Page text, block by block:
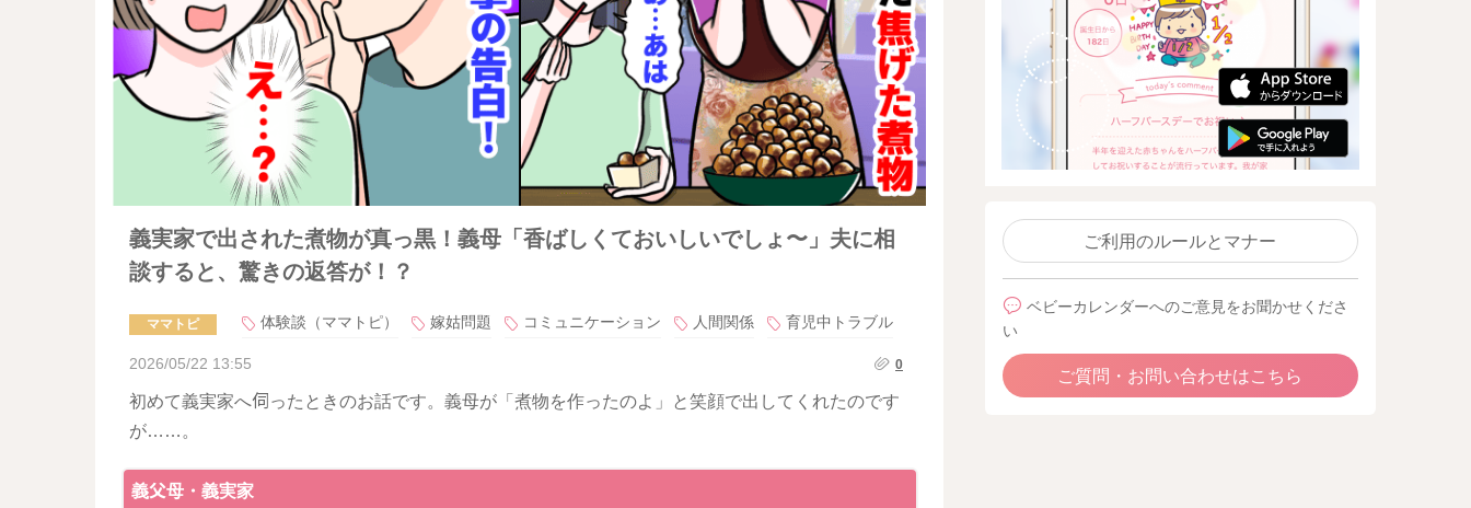
義実家で出された煮物が真っ黒！義母「香ばしくておいしいでしょ〜」夫に相
談すると、驚きの返答が！？
ママトピ 体験談（ママトピ） 嫁姑問題 コミュニケーション 人間関係 育児中トラブル
2026/05/22 13:55 0
初めて義実家へ伺ったときのお話です。義母が「煮物を作ったのよ」と笑顔で出してくれたのです
が……。
義父母・義実家
ご利用のルールとマナー
ベビーカレンダーへのご意見をお聞かせくださ
い
ご質問・お問い合わせはこちら